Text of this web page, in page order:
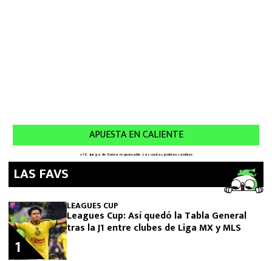
LAS FAVS
LEAGUES CUP
Leagues Cup: Así quedó la Tabla General
tras la J1 entre clubes de Liga MX y MLS
1